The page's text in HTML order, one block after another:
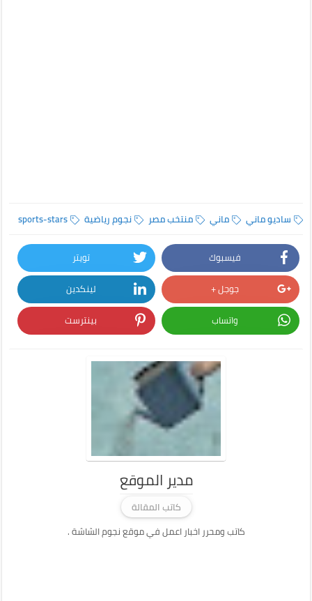
ساديو ماني ماني منتخب مصر نجوم رياضية sports-stars
فيسبوك
تويتر
جوجل +
لينكدين
واتساب
بينترست
مدير الموقع
كاتب المقالة
كاتب ومحرر اخبار اعمل في موقع نجوم الشاشة .